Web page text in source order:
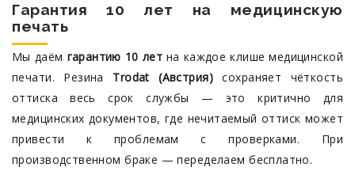
Гарантия 10 лет на медицинскую
печать
Мы даём гарантию 10 летна каждое клише медицинской
печати. Резина Trodat (Австрия) сохраняет чёткость
оттиска весь срок службы — это критично для
медицинских документов, где нечитаемый оттиск может
привести к проблемам с проверками. При
производственном браке — переделаем бесплатно.